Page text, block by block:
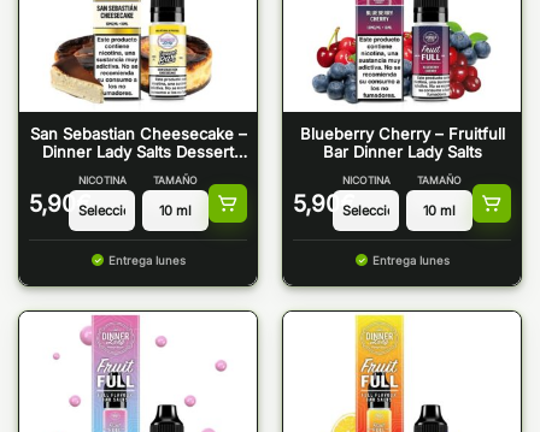
San Sebastian Cheesecake –
Dinner Lady Salts Dessert
5,90 €
NICOTINA TAMAÑO
Entrega lunes
Blueberry Cherry – Fruitfull
Bar Dinner Lady Salts
5,90 €
NICOTINA TAMAÑO
Entrega lunes